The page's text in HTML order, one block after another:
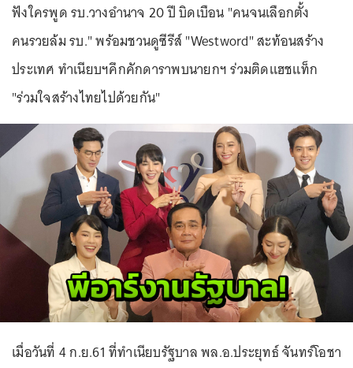
ฟังใครพูด รบ.วางอำนาจ 20 ปี บิดเบือน "คนจนเลือกตั้ง
คนรวยล้ม รบ." พร้อมชวนดูซีรีส์ "Westword" สะท้อนสร้าง
ประเทศ ทำเนียบฯคึกคักดาราพบนายกฯ ร่วมติดแฮชแท็ก
"ร่วมใจสร้างไทยไปด้วยกัน"
เมื่อวันที่ 4 ก.ย.61 ที่ทำเนียบรัฐบาล พล.อ.ประยุทธ์ จันทร์โอชา